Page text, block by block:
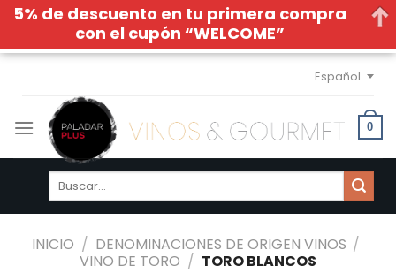
Skip
content
Español
0
Buscar
INICIO / DENOMINACIONES DE ORIGEN VINOS /
VINO DE TORO / TORO BLANCOS
5% de descuento en tu primera compra
con el cupón “WELCOME”